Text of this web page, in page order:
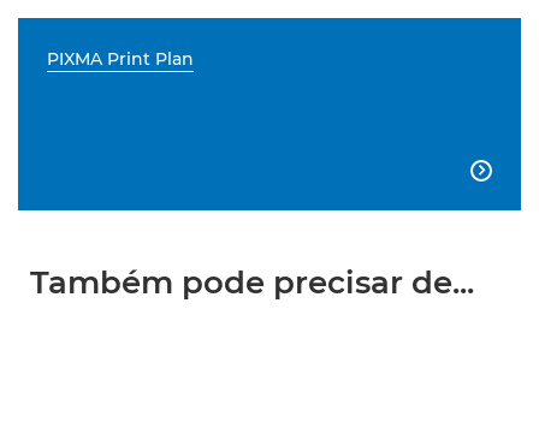
PIXMA Print Plan

Também pode precisar de...